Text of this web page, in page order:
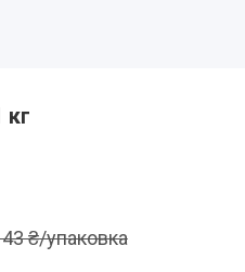
кг
₴/упаковка